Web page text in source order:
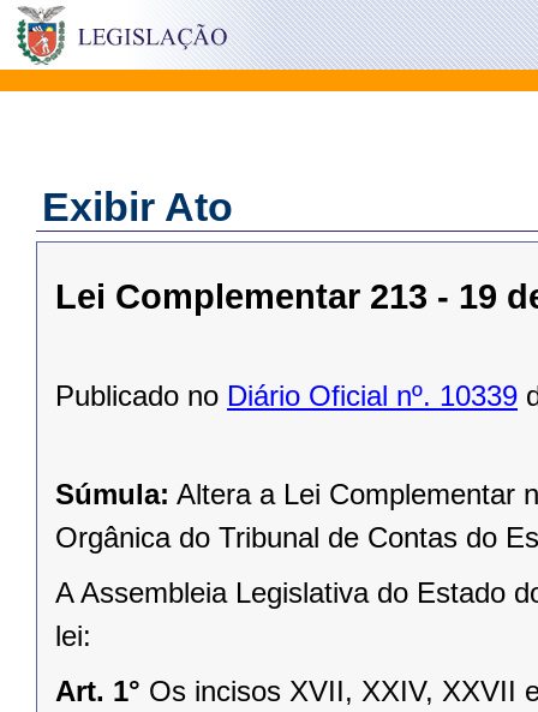
Exibir Ato
Lei Complementar 213 - 19
Publicado no Diário Oficial nº. 10339
Súmula: Altera a Lei Complementar
Orgânica do Tribunal de Contas do
A Assembleia Legislativa do Estado
lei:
Art. 1° Os incisos XVII, XXIV, XXVII